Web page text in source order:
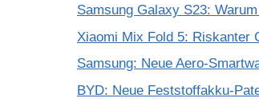
Samsung Galaxy S23:
Xiaomi Mix Fold 5: Riskanter
Samsung: Neue Aero-
BYD: Neue Feststoffakku-